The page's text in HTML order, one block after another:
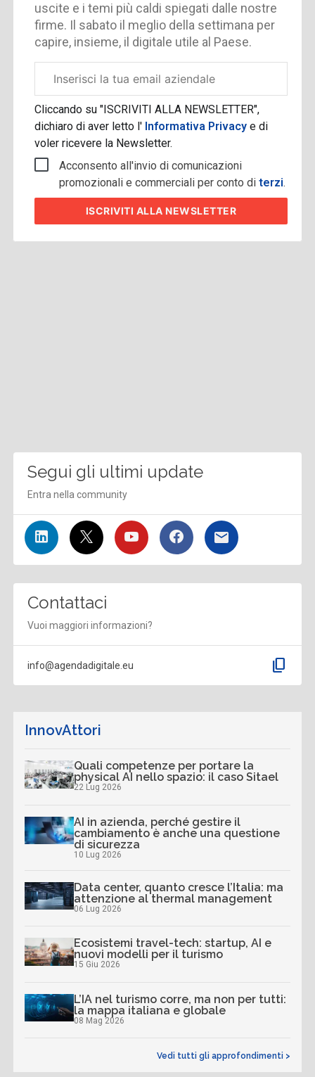
uscite e i temi più caldi spiegati dalle nostre
firme. Il sabato il meglio della settimana per
capire, insieme, il digitale utile al Paese.
aziendale
Cliccando su "ISCRIVITI ALLA NEWSLETTER",
dichiaro di aver letto l' Informativa Privacye di
voler ricevere la Newsletter.
Acconsento all'invio di comunicazioni
promozionali e commerciali per conto diterzi.
ISCRIVITI ALLA NEWSLETTER
Segui gli ultimi update
Entra nella community
Contattaci
Vuoi maggiori informazioni?
info@agendadigitale.eu content_copy
InnovAttori
Quali competenze per portare la
physical AI nello spazio: il caso Sitael
22 Lug 2026
AI in azienda, perché gestire il
cambiamento è anche una questione
di sicurezza
10 Lug 2026
Data center, quanto cresce l’Italia: ma
attenzione al thermal management
06 Lug 2026
Ecosistemi travel-tech: startup, AI e
nuovi modelli per il turismo
15 Giu 2026
L’IA nel turismo corre, ma non per tutti:
la mappa italiana e globale
08 Mag 2026
Vedi tutti gli approfondimenti >